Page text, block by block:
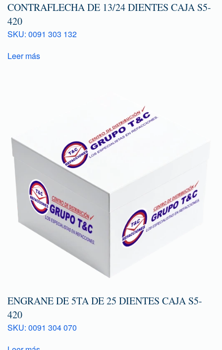
CONTRAFLECHA DE 13/24 DIENTES CAJA S5-
420
SKU: 0091 303 132
Leer más
ENGRANE DE 5TA DE 25 DIENTES CAJA S5-
420
SKU: 0091 304 070